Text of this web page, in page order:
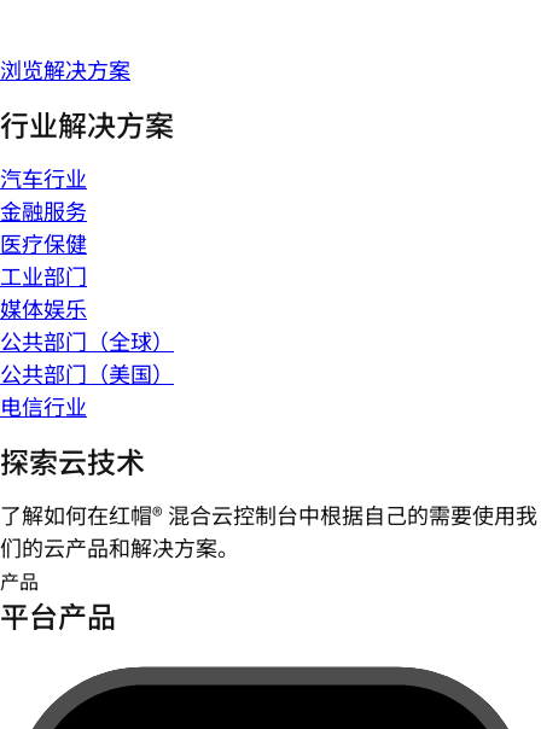
浏览解决方案
行业解决方案
汽车行业
金融服务
医疗保健
工业部门
媒体娱乐
公共部门（全球）
公共部门（美国）
电信行业
探索云技术
了解如何在红帽® 混合云控制台中根据自己的需要使用我
们的云产品和解决方案。
产品
平台产品